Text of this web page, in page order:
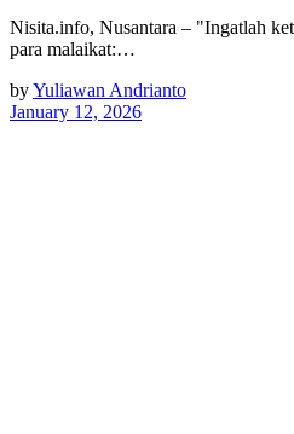
Nisita.info, Nusantara – "Ingatlah
para malaikat:…
byYuliawan Andrianto
January 12, 2026